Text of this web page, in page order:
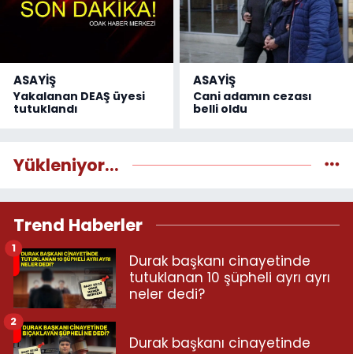
ASAYİŞ
Yakalanan DEAŞ üyesi
tutuklandı
ASAYİŞ
Cani adamın cezası
belli oldu
Yükleniyor...
Trend Haberler
Durak başkanı cinayetinde
tutuklanan 10 şüpheli ayrı ayrı
neler dedi?
1
Durak başkanı cinayetinde
2